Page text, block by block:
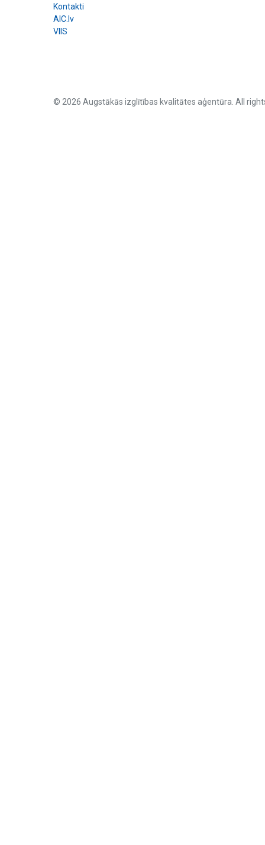
Kontakti
AIC.lv
VIIS
© 2026 Augstākās izglītības kvalitātes aģentūra. All